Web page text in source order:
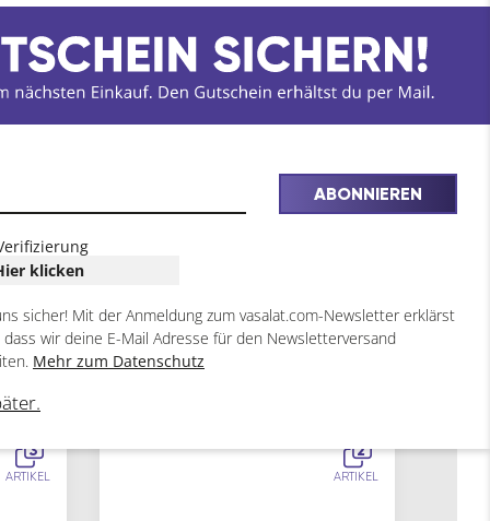
3
ARTIKEL
2
ARTIKEL
ABONNIEREN
klicken
sicher! Mit der Anmeldung zum vasalat.com-Newsletter erklärst
wir deine E-Mail Adresse für den Newsletterversand
Mehr zum Datenschutz